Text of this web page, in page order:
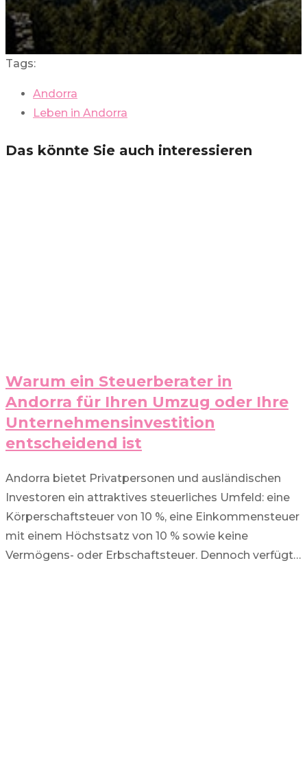
Tags:
Andorra
Leben in Andorra
Das könnte Sie auch interessieren
Warum ein Steuerberater in
Andorra für Ihren Umzug oder Ihre
Unternehmensinvestition
entscheidend ist
Andorra bietet Privatpersonen und ausländischen
Investoren ein attraktives steuerliches Umfeld: eine
Körperschaftsteuer von 10 %, eine Einkommensteuer
mit einem Höchstsatz von 10 % sowie keine
Vermögens- oder Erbschaftsteuer. Dennoch verfügt…